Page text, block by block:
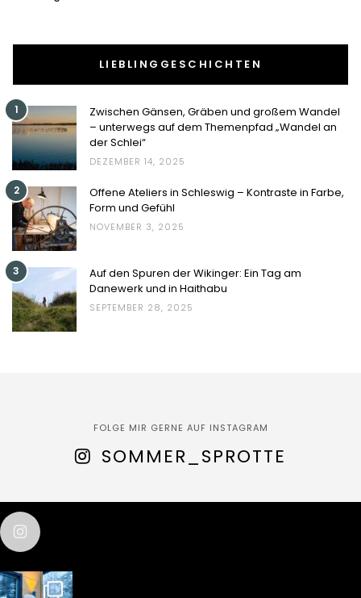
LIEBLINGGESCHICHTEN
1
Zwischen Gänsen, Gräben und großem Wandel
– unterwegs auf dem Themenpfad „Wandel an
der Schlei“
DEZEMBER 14, 2025
2
Offene Ateliers in Schleswig – Kontraste in Farbe,
Form und Gefühl
NOVEMBER 3, 2025
3
Auf den Spuren der Wikinger: Ein Tag am
Danewerk und in Haithabu
SEPTEMBER 28, 2025
FOLGE MIR GERNE AUF INSTAGRAM
SOMMER_SPROTTE